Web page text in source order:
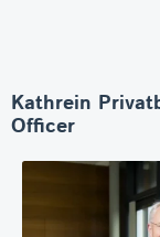
Kathrein
Officer